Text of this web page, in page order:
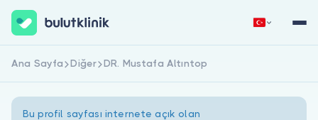
Hemen Kaydol
Ana Sayfa Diğer DR. Mustafa Altıntop
Bu profil sayfası internete açık olan